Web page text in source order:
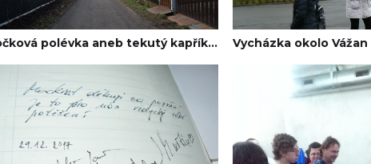
Čočková polévka aneb tekutý kapřík ve Vážanech n/Lit. 2017 Vycházka okolo Vážan